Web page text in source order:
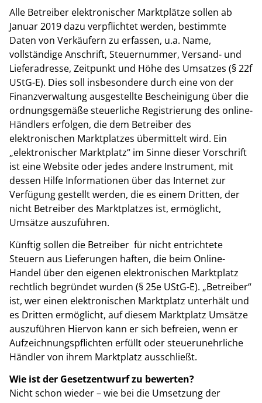
Alle Betreiber elektronischer Marktplätze sollen ab
Januar 2019 dazu verpflichtet werden, bestimmte
Daten von Verkäufern zu erfassen, u.a. Name,
vollständige Anschrift, Steuernummer, Versand- und
Lieferadresse, Zeitpunkt und Höhe des Umsatzes (§ 22f
UStG-E). Dies soll insbesondere durch eine von der
Finanzverwaltung ausgestellte Bescheinigung über die
ordnungsgemäße steuerliche Registrierung des online-
Händlers erfolgen, die dem Betreiber des
elektronischen Marktplatzes übermittelt wird. Ein
„elektronischer Marktplatz“ im Sinne dieser Vorschrift
ist eine Website oder jedes andere Instrument, mit
dessen Hilfe Informationen über das Internet zur
Verfügung gestellt werden, die es einem Dritten, der
nicht Betreiber des Marktplatzes ist, ermöglicht,
Umsätze auszuführen.
Künftig sollen die Betreiber für nicht entrichtete
Steuern aus Lieferungen haften, die beim Online-
Handel über den eigenen elektronischen Marktplatz
rechtlich begründet wurden (§ 25e UStG-E). „Betreiber“
ist, wer einen elektronischen Marktplatz unterhält und
es Dritten ermöglicht, auf diesem Marktplatz Umsätze
auszuführen Hiervon kann er sich befreien, wenn er
Aufzeichnungspflichten erfüllt oder steuerunehrliche
Händler von ihrem Marktplatz ausschließt.
Wie ist der Gesetzentwurf zu bewerten?
Nicht schon wieder – wie bei die Umsetzung der